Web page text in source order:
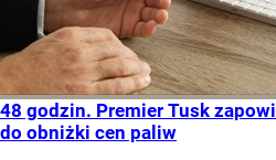
48 godzin. Premier Tusk
do obniżki cen paliw